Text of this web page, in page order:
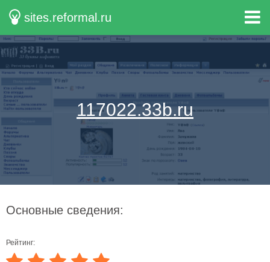
sites.reformal.ru
117022.33b.ru
Основные сведения:
Рейтинг: